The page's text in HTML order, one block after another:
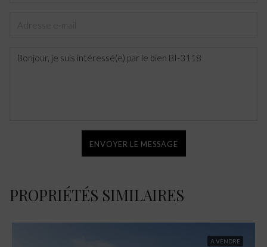
ENVOYER LE MESSAGE
PROPRIÉTÉS SIMILAIRES
A VENDRE